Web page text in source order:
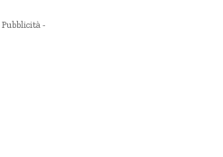
Pubblicità -